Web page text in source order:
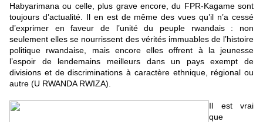
Habyarimana ou celle, plus grave encore, du FPR-Kagame sont
toujours d’actualité. Il en est de même des vues qu’il n’a cessé
d’exprimer en faveur de l’unité du peuple rwandais : non
seulement elles se nourrissent des vérités immuables de l’histoire
politique rwandaise, mais encore elles offrent à la jeunesse
l’espoir de lendemains meilleurs dans un pays exempt de
divisions et de discriminations à caractère ethnique, régional ou
autre (U RWANDA RWIZA).
Il est vrai
que